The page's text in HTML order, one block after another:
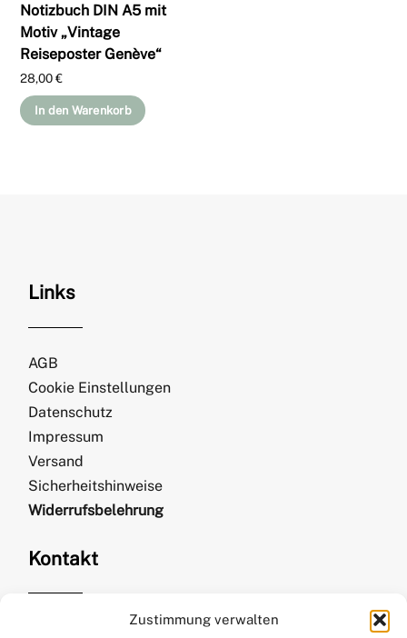
Zustimmung verwalten
Notizbuch DIN A5 mit
Motiv „Vintage
Reiseposter Genève“
28,00€
In den Warenkorb
Links
AGB
Cookie Einstellungen
Datenschutz
Impressum
Versand
Sicherheitshinweise
Widerrufsbelehrung
Kontakt